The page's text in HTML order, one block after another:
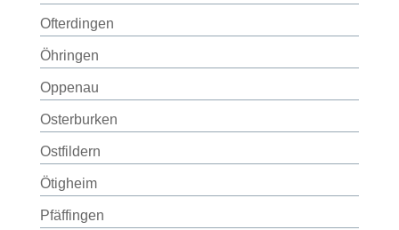
Ofterdingen
Öhringen
Oppenau
Osterburken
Ostfildern
Ötigheim
Pfäffingen